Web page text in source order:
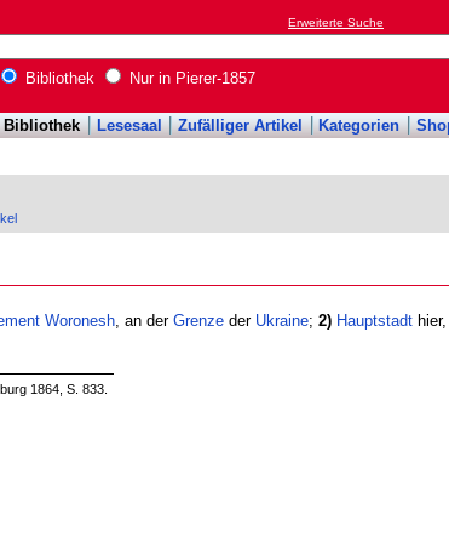
Erweiterte Suche
Bibliothek Nur in Pierer-1857
Bibliothek Lesesaal Zufälliger Artikel Kategorien
Woronesh, an der Grenzeder Ukraine; 2) Hauptstadthier,
1864, S. 833.